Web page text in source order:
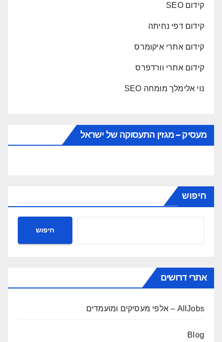
קידום SEO
קידום דפי נחיתה
קידום אתרי איקומרס
קידום אתרי וורדפרס
נוי אלימלך מומחה SEO
מעסיק – מגזין התעסוקה של ישראל
חיפוש
חיפוש
אתרי דרושים
AllJobs – אלפי מעסיקים ומועמדים
Blog